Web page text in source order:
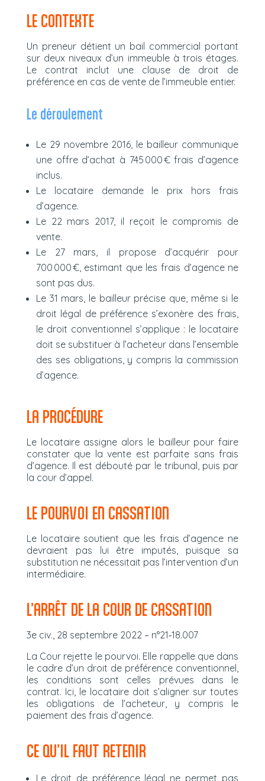
LE CONTEXTE
Un preneur détient un bail commercial portant
sur deux niveaux d’un immeuble à trois étages.
Le contrat inclut une clause de droit de
préférence en cas de vente de l’immeuble entier.
Le déroulement
Le 29 novembre 2016, le bailleur communique
une offre d’achat à 745 000 € frais d’agence
inclus.
Le locataire demande le prix hors frais
d’agence.
Le 22 mars 2017, il reçoit le compromis de
vente.
Le 27 mars, il propose d’acquérir pour
700 000 €, estimant que les frais d’agence ne
sont pas dus.
Le 31 mars, le bailleur précise que, même si le
droit légal de préférence s’exonère des frais,
le droit conventionnel s’applique : le locataire
doit se substituer à l’acheteur dans l’ensemble
des ses obligations, y compris la commission
d’agence.
LA PROCÉDURE
Le locataire assigne alors le bailleur pour faire
constater que la vente est parfaite sans frais
d’agence. Il est débouté par le tribunal, puis par
la cour d’appel.
LE POURVOI EN CASSATION
Le locataire soutient que les frais d’agence ne
devraient pas lui être imputés, puisque sa
substitution ne nécessitait pas l’intervention d’un
intermédiaire.
L’ARRÊT DE LA COUR DE CASSATION
3e civ., 28 septembre 2022 – n°21‑18.007
La Cour rejette le pourvoi. Elle rappelle que dans
le cadre d’un droit de préférence conventionnel,
les conditions sont celles prévues dans le
contrat. Ici, le locataire doit s’aligner sur toutes
les obligations de l’acheteur, y compris le
paiement des frais d’agence.
CE QU’IL FAUT RETENIR
Le droit de préférence légal ne permet pas